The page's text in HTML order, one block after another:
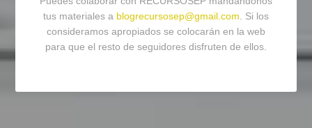
tus materiales a blogrecursosep@gmail.com. Si los
consideramos apropiados se colocarán en la web
para que el resto de seguidores disfruten de ellos.